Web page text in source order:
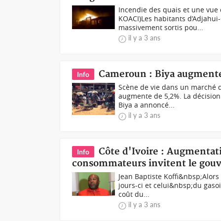
Incendie des quais et une
KOACI)Les habitants
massivement sortis pou...
il y a 3 ans
Info Cameroun : Biya
Scène de vie dans un marché
augmente de 5,2%. La
Biya a annoncé...
il y a 3 ans
Info
Côte d'Ivoire :
consommateurs invitent le
Jean Baptiste
jours-ci et celui&nbsp;du
coût du...
il y a 3 ans